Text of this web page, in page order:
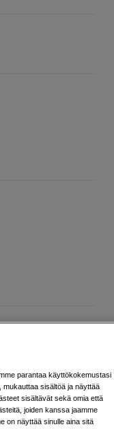
parantaa käyttökokemustasi
sisältöä ja näyttää
sisältävät sekä omia että
joiden kanssa jaamme
on näyttää sinulle aina sitä